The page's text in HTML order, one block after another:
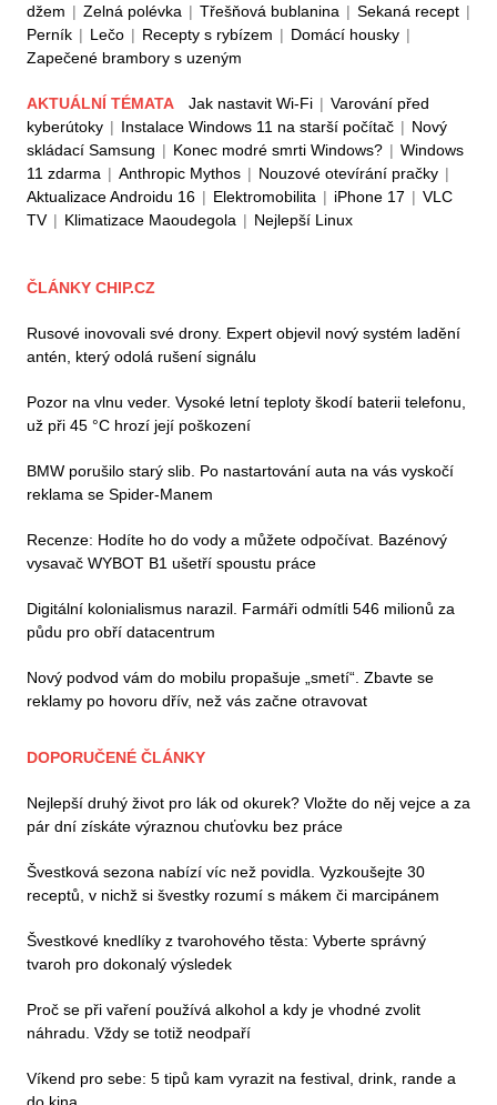
džem | Zelná polévka | Třešňová bublanina | Sekaná recept |
Perník | Lečo | Recepty s rybízem | Domácí housky |
Zapečené brambory s uzeným
AKTUÁLNÍ TÉMATA Jak nastavit Wi-Fi | Varování před
kyberútoky | Instalace Windows 11 na starší počítač | Nový
skládací Samsung | Konec modré smrti Windows? | Windows
11 zdarma | Anthropic Mythos | Nouzové otevírání pračky |
Aktualizace Androidu 16 | Elektromobilita | iPhone 17 | VLC
TV | Klimatizace Maoudegola | Nejlepší Linux
ČLÁNKY CHIP.CZ
Rusové inovovali své drony. Expert objevil nový systém ladění
antén, který odolá rušení signálu
Pozor na vlnu veder. Vysoké letní teploty škodí baterii telefonu,
už při 45 °C hrozí její poškození
BMW porušilo starý slib. Po nastartování auta na vás vyskočí
reklama se Spider-Manem
Recenze: Hodíte ho do vody a můžete odpočívat. Bazénový
vysavač WYBOT B1 ušetří spoustu práce
Digitální kolonialismus narazil. Farmáři odmítli 546 milionů za
půdu pro obří datacentrum
Nový podvod vám do mobilu propašuje „smetí“. Zbavte se
reklamy po hovoru dřív, než vás začne otravovat
DOPORUČENÉ ČLÁNKY
Nejlepší druhý život pro lák od okurek? Vložte do něj vejce a za
pár dní získáte výraznou chuťovku bez práce
Švestková sezona nabízí víc než povidla. Vyzkoušejte 30
receptů, v nichž si švestky rozumí s mákem či marcipánem
Švestkové knedlíky z tvarohového těsta: Vyberte správný
tvaroh pro dokonalý výsledek
Proč se při vaření používá alkohol a kdy je vhodné zvolit
náhradu. Vždy se totiž neodpaří
Víkend pro sebe: 5 tipů kam vyrazit na festival, drink, rande a